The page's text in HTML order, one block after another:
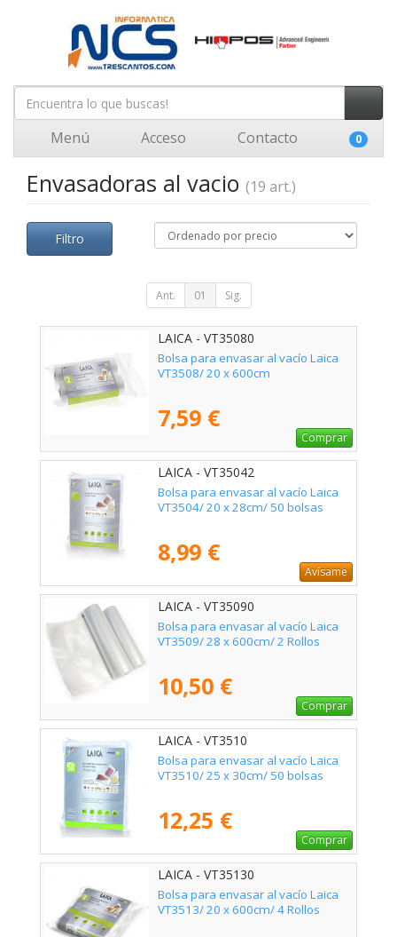
Menú Acceso Contacto 0
Envasadoras al vacio (19 art.)
Filtro
Ant. 01 Sig.
LAICA - VT35080
Bolsa para envasar al vacío Laica
VT3508/ 20 x 600cm
7,59 €
Comprar
LAICA - VT35042
Bolsa para envasar al vacío Laica
VT3504/ 20 x 28cm/ 50 bolsas
8,99 €
Avísame
LAICA - VT35090
Bolsa para envasar al vacío Laica
VT3509/ 28 x 600cm/ 2 Rollos
10,50 €
Comprar
LAICA - VT3510
Bolsa para envasar al vacío Laica
VT3510/ 25 x 30cm/ 50 bolsas
12,25 €
Comprar
LAICA - VT35130
Bolsa para envasar al vacío Laica
VT3513/ 20 x 600cm/ 4 Rollos